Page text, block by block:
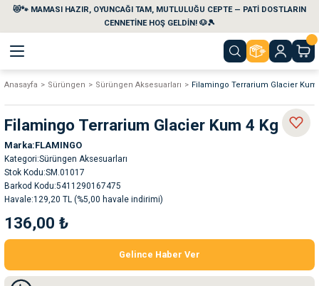
😻🐾 MAMASI HAZIR, OYUNCAĞI TAM, MUTLULUĞU CEPTE — PATİ DOSTLARIN
CENNETİNE HOŞ GELDİN! 🐶🎾
Geri Dön
Geri Dön
Temizlik Ürünleri
Geri Dön
Geri Dön
Geri Dön
Geri Dön
Anasayfa Sürüngen Sürüngen Aksesuarları Filamingo Terrarium Glacier Kum
Filamingo Terrarium Glacier Kum 4 Kg
Marka FLAMINGO
Kategori Sürüngen Aksesuarları
Stok Kodu SM.01017
Barkod Kodu 5411290167475
Havale 129,20 TL (%5,00 havale indirimi)
136,00 ₺
Gelince Haber Ver